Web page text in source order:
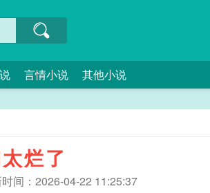
言情小说 其他小说
烂了
间：2026-04-22 11:25:37